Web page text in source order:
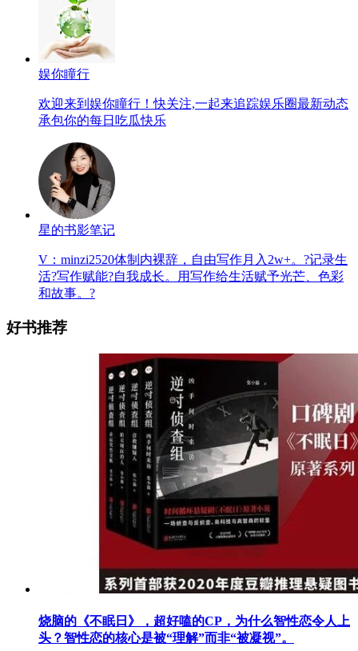
娱你瞳行
欢迎来到娱你瞳行！快关注,一起来追踪娱乐圈最新动态
承包你的每日吃瓜快乐
星的书影笔记
V：minzi2520体制内裸辞，自由写作月入2w+。?记录生
活?写作赋能?自我成长。用写作给生活赋予光芒、色彩
和故事。?
好书推荐
烧脑的《不眠日》，超好嗑的CP，为什么智性恋令人上
头？智性恋的核心是被“理解”而非“被凝视”。